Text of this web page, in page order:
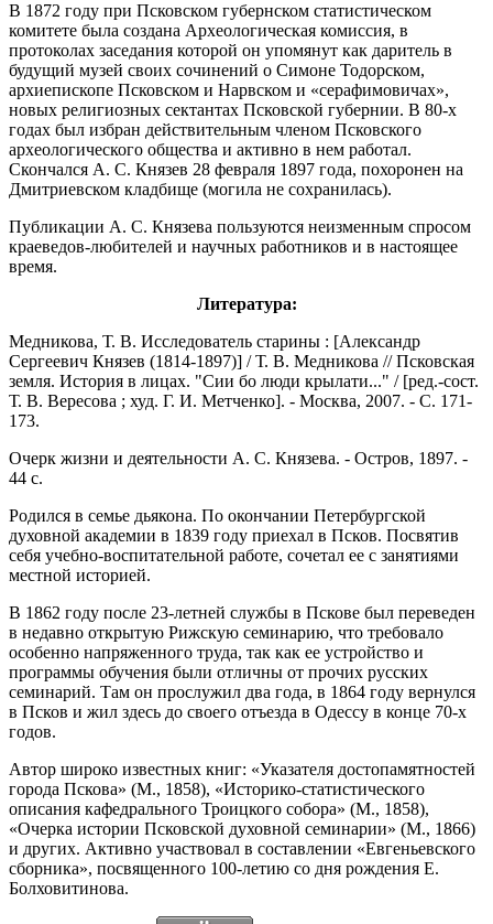
В 1872 году при Псковском губернском статистическом
комитете была создана Археологическая комиссия, в
протоколах заседания которой он упомянут как даритель в
будущий музей своих сочинений о Симоне Тодорском,
архиепископе Псковском и Нарвском и «серафимовичах»,
новых религиозных сектантах Псковской губернии. В 80-х
годах был избран действительным членом Псковского
археологического общества и активно в нем работал.
Скончался А. С. Князев 28 февраля 1897 года, похоронен на
Дмитриевском кладбище (могила не сохранилась).
Публикации А. С. Князева пользуются неизменным спросом
краеведов-любителей и научных работников и в настоящее
время.
Литература:
Медникова, Т. В. Исследователь старины : [Александр
Сергеевич Князев (1814-1897)] / Т. В. Медникова // Псковская
земля. История в лицах. "Сии бо люди крылати..." / [ред.-сост.
Т. В. Вересова ; худ. Г. И. Метченко]. - Москва, 2007. - С. 171-
173.
Очерк жизни и деятельности А. С. Князева. - Остров, 1897. -
44 с.
Родился в семье дьякона. По окончании Петербургской
духовной академии в 1839 году приехал в Псков. Посвятив
себя учебно-воспитательной работе, сочетал ее с занятиями
местной историей.
В 1862 году после 23-летней службы в Пскове был переведен
в недавно открытую Рижскую семинарию, что требовало
особенно напряженного труда, так как ее устройство и
программы обучения были отличны от прочих русских
семинарий. Там он прослужил два года, в 1864 году вернулся
в Псков и жил здесь до своего отъезда в Одессу в конце 70-х
годов.
Автор широко известных книг: «Указателя достопамятностей
города Пскова» (М., 1858), «Историко-статистического
описания кафедрального Троицкого собора» (М., 1858),
«Очерка истории Псковской духовной семинарии» (М., 1866)
и других. Активно участвовал в составлении «Евгеньевского
сборника», посвященного 100-летию со дня рождения Е.
Болховитинова.